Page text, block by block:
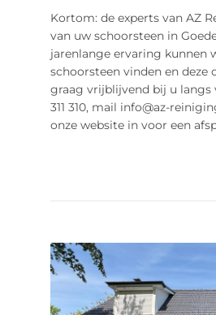
Kortom: de experts van AZ
van uw schoorsteen in
jarenlange ervaring kunnen
schoorsteen vinden en deze
graag vrijblijvend bij u langs
311 310, mail info@az-
onze website in voor een